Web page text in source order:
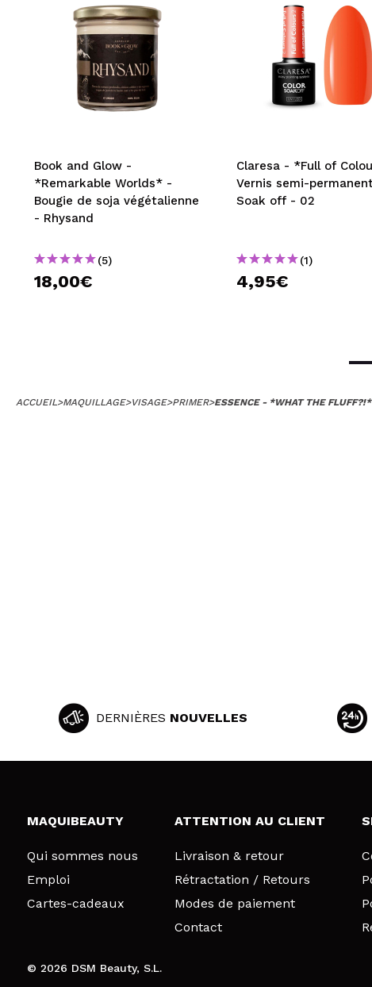
Book and Glow -
*Remarkable Worlds* -
Bougie de soja végétalienne
- Rhysand
(5)
18,00€
Claresa - *Full of
Vernis semi-
Soak off - 02
(1)
4,95€
ACCUEIL>MAQUILLAGE>VISAGE>PRIMER>ESSENCE - *WHAT THE
DERNIÈRES NOUVELLES
MAQUIBEAUTY
Qui sommes nous
Emploi
Cartes-cadeaux
ATTENTION AU CLIENT
Livraison & retour
Rétractation / Retours
Modes de paiement
Contact
© 2026 DSM Beauty, S.L.